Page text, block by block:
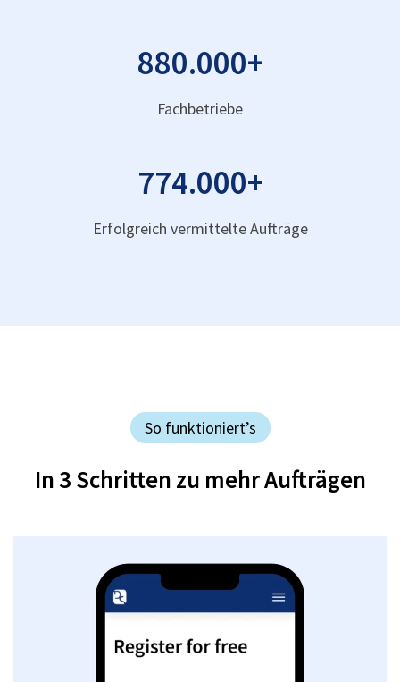
880.000+
Fachbetriebe
774.000+
Erfolgreich vermittelte Aufträge
So funktioniert’s
In 3 Schritten zu mehr Aufträgen